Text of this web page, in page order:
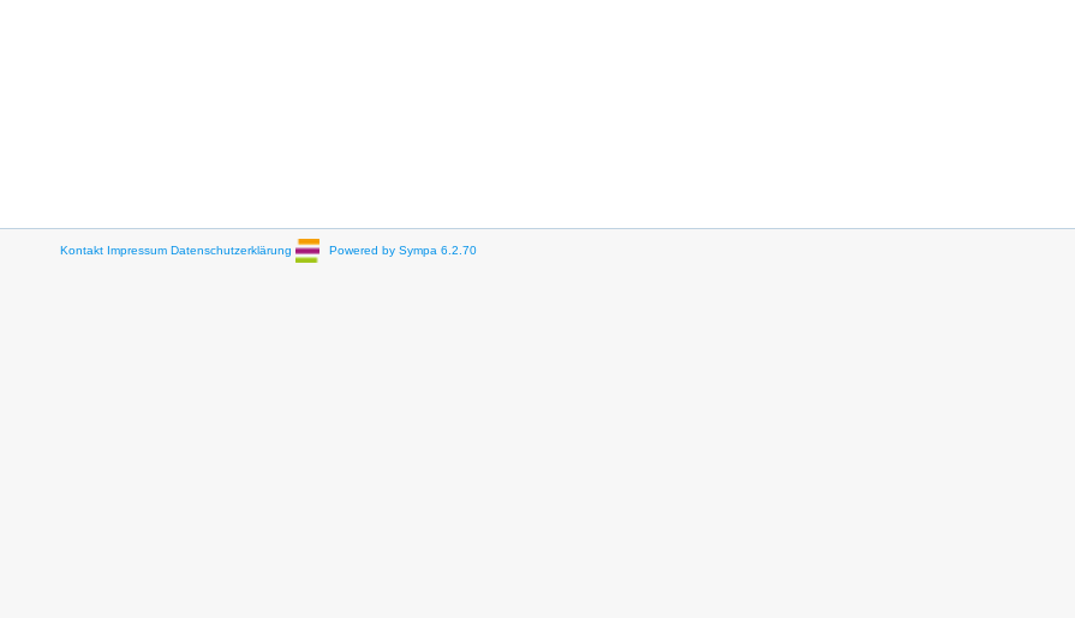
Kontakt Impressum Datenschutzerklärung Powered by Sympa 6.2.70